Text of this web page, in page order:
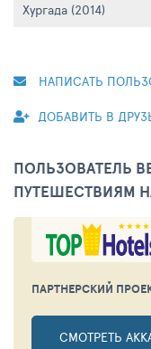
Хургада (2014)
НАПИСАТЬ
ДОБАВИТЬ В
ПОЛЬЗОВАТЕЛЬ
ПУТЕШЕСТВИЯМ
ПАРТНЕРСКИЙ
СМОТРЕТЬ